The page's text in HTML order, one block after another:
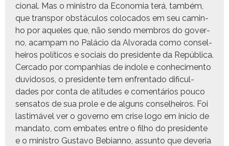
cional. Mas o min­istro da Econo­mia terá, tam­bém,
que trans­por obstácu­los colo­ca­dos em seu cam­in­
ho por aque­les que, não sendo mem­bros do gov­er­
no, acam­pam no Palá­cio da Alvo­ra­da como con­sel­
heiros políti­cos e soci­ais do pres­i­dente da República.
Cer­ca­do por com­pan­hias de índole e con­hec­i­men­to
duvi­dosos, o pres­i­dente tem enfrenta­do difi­cul­
dades por con­ta de ati­tudes e comen­tários pouco
sen­satos de sua pro­le e de alguns con­sel­heiros. Foi
las­timáv­el ver o gov­er­no em crise logo em iní­cio de
manda­to, com embat­es entre o fil­ho do pres­i­dente
e o min­istro Gus­ta­vo Bebian­no, assun­to que dev­e­ria